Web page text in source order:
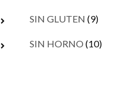
SIN GLUTEN (9)
SIN HORNO (10)